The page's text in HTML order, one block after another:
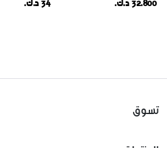
32.800 د.ك. 34 د.ك.
تسوق